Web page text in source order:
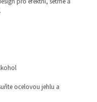
ocelovou jehlu a